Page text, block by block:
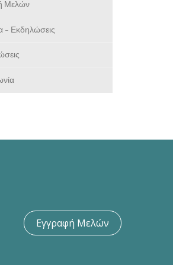
Μελών
- Εκδηλώσεις
Εγγραφή Μελών